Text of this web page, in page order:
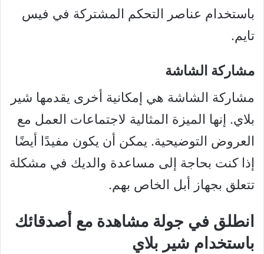
باستخدام عناصر التحكم المشتركة في فيس
تايم.
مشاركة الشاشة
مشاركة الشاشة هي إمكانية أخرى يقدمها شير
بلاي. إنها الميزة المثالية لاجتماعات العمل مع
العروض التوضيحية. يمكن أن يكون مفيدًا أيضًا
إذا كنت بحاجة إلى مساعدة والديك في مشكلة
تتعلق بجهاز أبل الخاص بهم.
انطلق في جولة مشاهدة مع أصدقائك
باستخدام شير بلاي